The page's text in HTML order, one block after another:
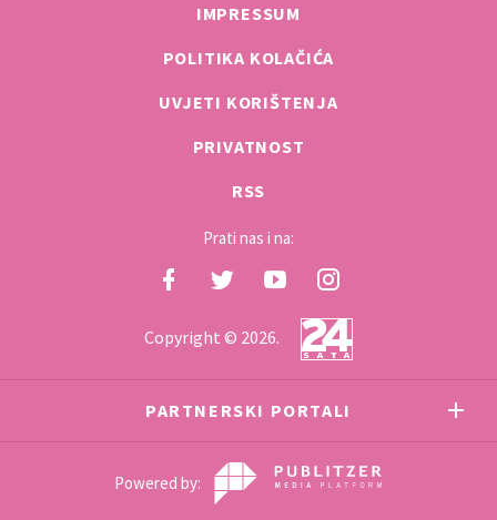
IMPRESSUM
POLITIKA KOLAČIĆA
UVJETI KORIŠTENJA
PRIVATNOST
RSS
Prati nas i na:
Copyright © 2026.
PARTNERSKI PORTALI
Powered by: